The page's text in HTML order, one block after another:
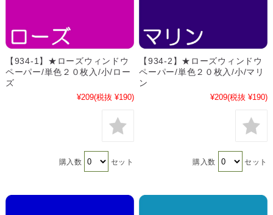
【934-1】★ローズウィンドウ
ペーパー/単色２０枚入/小/ロー
ズ
¥209(税抜 ¥190)
購入数 セット
【934-2】★ローズウィンドウ
ペーパー/単色２０枚入/小/マリ
ン
¥209(税抜 ¥190)
購入数 セット